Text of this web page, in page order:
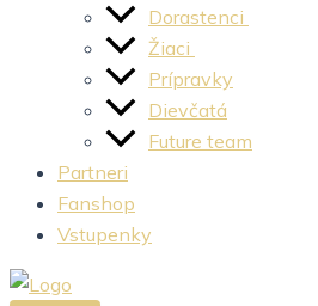
Dorastenci
Žiaci
Prípravky
Dievčatá
Future team
Partneri
Fanshop
Vstupenky